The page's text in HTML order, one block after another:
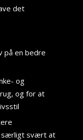
det
på en bedre
og
og for at
særligt svært at